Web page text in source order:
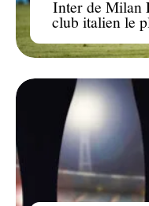
Inter de Milan
club italien le